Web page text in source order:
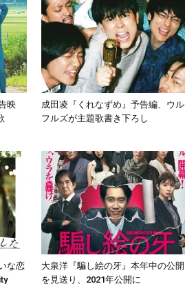
映
成田凌『くれなずめ』予告編、ウル
フルズが主題歌書き下ろし
な恋
大泉洋『騙し絵の牙』本年中の公開
を見送り、2021年公開に